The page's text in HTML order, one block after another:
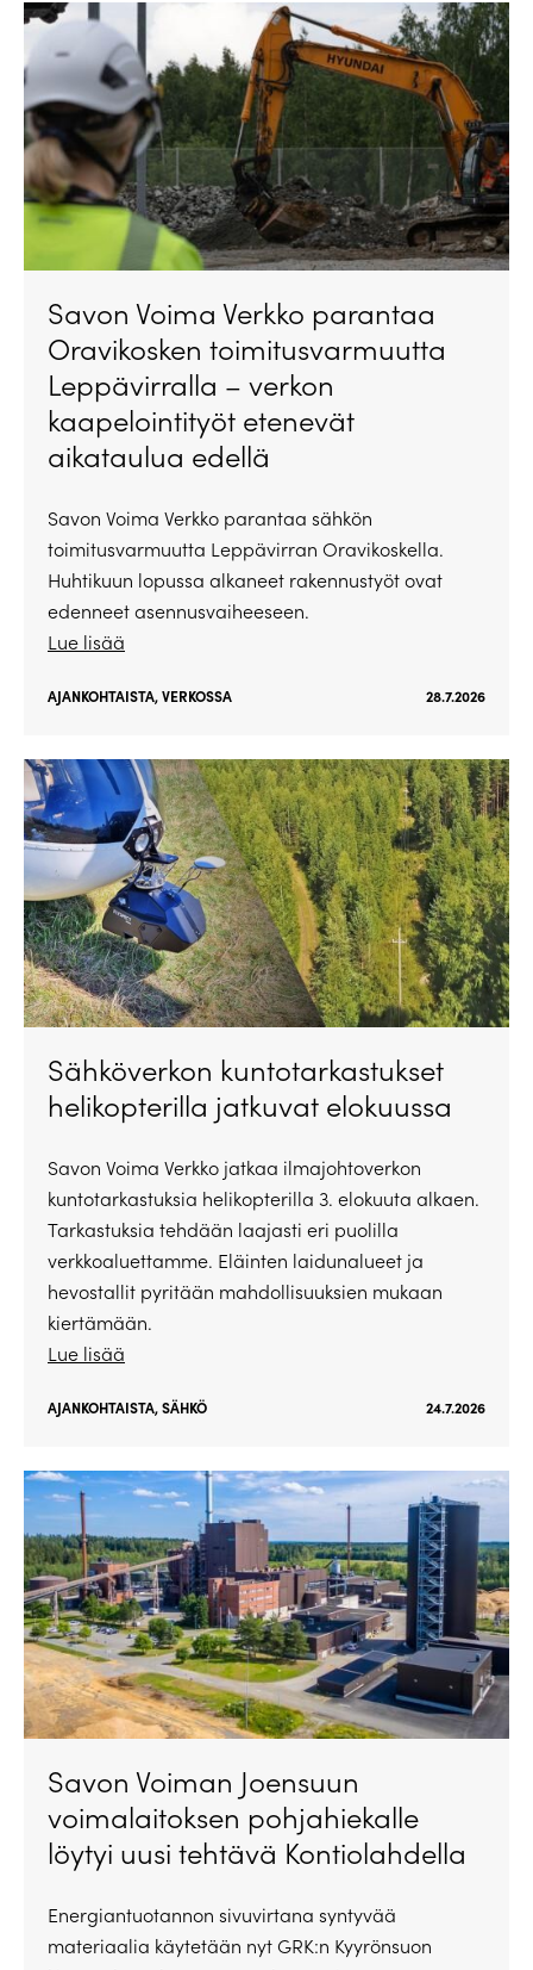
Savon Voima Verkko parantaa
Oravikosken toimitusvarmuutta
Leppävirralla – verkon
kaapelointityöt etenevät
aikataulua edellä
Savon Voima Verkko parantaa sähkön
toimitusvarmuutta Leppävirran Oravikoskella.
Huhtikuun lopussa alkaneet rakennustyöt ovat
edenneet asennusvaiheeseen.
Lue lisää
AJANKOHTAISTA,VERKOSSA 28.7.2026
Sähköverkon kuntotarkastukset
helikopterilla jatkuvat elokuussa
Savon Voima Verkko jatkaa ilmajohtoverkon
kuntotarkastuksia helikopterilla 3. elokuuta alkaen.
Tarkastuksia tehdään laajasti eri puolilla
verkkoaluettamme. Eläinten laidunalueet ja
hevostallit pyritään mahdollisuuksien mukaan
kiertämään.
Lue lisää
AJANKOHTAISTA,SÄHKÖ 24.7.2026
Savon Voiman Joensuun
voimalaitoksen pohjahiekalle
löytyi uusi tehtävä Kontiolahdella
Energiantuotannon sivuvirtana syntyvää
materiaalia käytetään nyt GRK:n Kyyrönsuon